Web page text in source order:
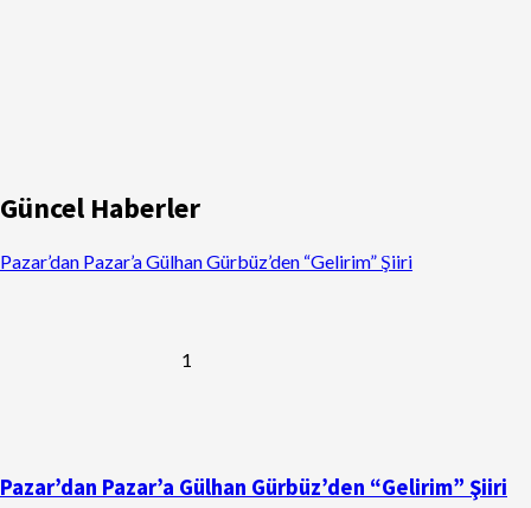
Güncel Haberler
Pazar’dan Pazar’a Gülhan Gürbüz’den “Gelirim” Şiiri
1
Pazar’dan Pazar’a Gülhan Gürbüz’den “Gelirim” Şiiri